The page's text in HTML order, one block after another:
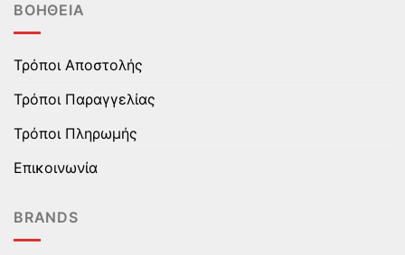
ΒΟΉΘΕΙΑ
Τρόποι Αποστολής
Τρόποι Παραγγελίας
Τρόποι Πληρωμής
Επικοινωνία
BRANDS